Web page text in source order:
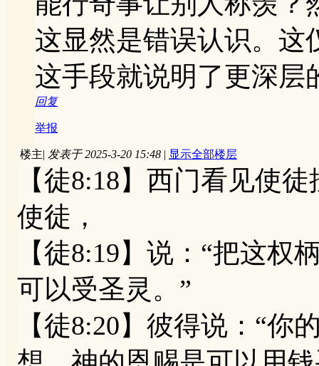
这显然是错误认识。这
这手段就说明了更深层
回复
举报
楼主| 发表于 2025-3-20 15:48 | 显示全部楼层
【徒8:18】西门看见使
使徒，
【徒8:19】说：“把这权
可以受圣灵。”
【徒8:20】彼得说：“你